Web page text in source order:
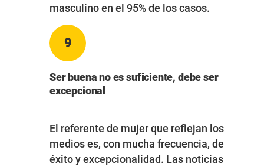
masculino en el 95% de los casos.
9
Ser buena no es suficiente, debe ser
excepcional
El referente de mujer que reflejan los
medios es, con mucha frecuencia, de
éxito y excepcionalidad. Las noticias